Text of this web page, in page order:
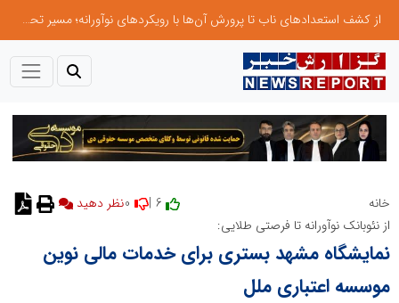
از کشف استعدادهای ناب تا پرورش آن‌ها با رویکردهای نوآورانه؛ مسیر تحول‌آفرین شنای ایران در سطح جهانی
خانه
نظر دهید
از نئوبانک نوآورانه تا فرصتی طلایی:
نمایشگاه مشهد بستری برای خدمات مالی نوین
موسسه اعتباری ملل